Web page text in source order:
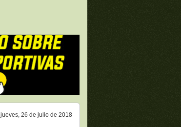
jueves, 26 de julio de 2018